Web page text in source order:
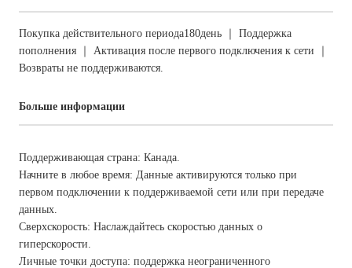
Покупка действительного периода180день ｜ Поддержка
пополнения ｜ Активация после первого подключения к сети ｜
Возвраты не поддерживаются.
Больше информации
Поддерживающая страна: Канада.
Начните в любое время: Данные активируются только при
первом подключении к поддерживаемой сети или при передаче
данных.
Сверхскорость: Наслаждайтесь скоростью данных о
гиперскорости.
Личные точки доступа: поддержка неограниченного